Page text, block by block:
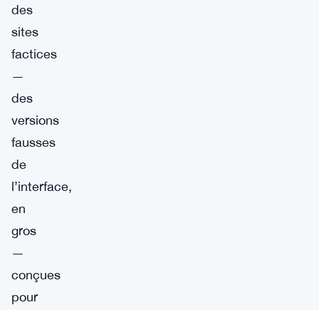
des
sites
factices
—
des
versions
fausses
de
l’interface,
en
gros
—
conçues
pour